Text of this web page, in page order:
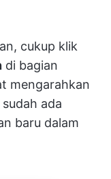
cukup klik
di bagian
mengarahkan
ada
baru dalam